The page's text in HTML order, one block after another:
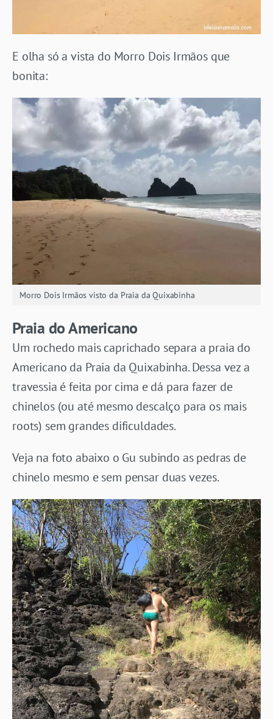
E olha só a vista do Morro Dois Irmãos que
bonita:
Morro Dois Irmãos visto da Praia da Quixabinha
Praia do Americano
Um rochedo mais caprichado separa a praia do
Americano da Praia da Quixabinha. Dessa vez a
travessia é feita por cima e dá para fazer de
chinelos (ou até mesmo descalço para os mais
roots) sem grandes dificuldades.
Veja na foto abaixo o Gu subindo as pedras de
chinelo mesmo e sem pensar duas vezes.